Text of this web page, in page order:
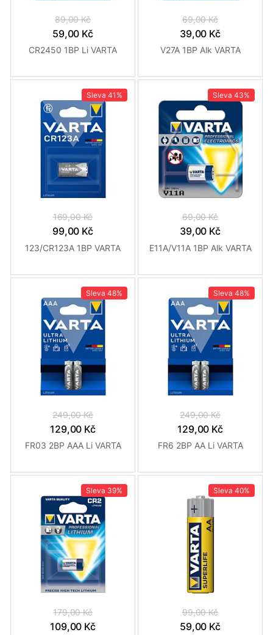
89,00 Kč
59,00 Kč
CR2450 1BP Li VARTA
69,00 Kč
39,00 Kč
V27A 1BP Alk VARTA
Sleva 41%
169,00 Kč
99,00 Kč
123/CR123A 1BP VARTA
Sleva 43%
69,00 Kč
39,00 Kč
E11A/V11A 1BP Alk VARTA
Sleva 48%
249,00 Kč
129,00 Kč
FR03 2BP AAA Li VARTA
Sleva 48%
249,00 Kč
129,00 Kč
FR6 2BP AA Li VARTA
Sleva 39%
179,00 Kč
109,00 Kč
Sleva 40%
99,00 Kč
59,00 Kč